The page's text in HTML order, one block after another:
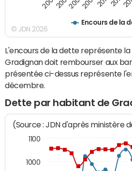
Encours de la
© JDN 2026
L'encours de la dette représente
Gradignan doit rembourser aux
présentée ci-dessus représente
décembre.
Dette par habitant de
(Source : JDN d'après ministère
1000
1100